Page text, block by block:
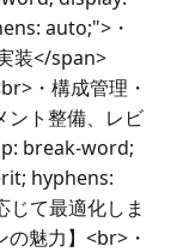
auto;">・
装</span>
・構成管理・
ント整備、レビ
break-word;
hyphens:
て最適化しま
魅力】<br>・